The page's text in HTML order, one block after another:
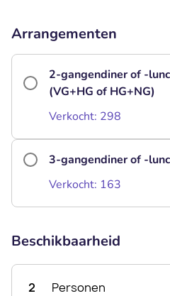
Arrangementen
2-gangendiner of -
(VG+HG of HG+NG)
Verkocht: 298
3-gangendiner of -
Verkocht: 163
Beschikbaarheid
2 Personen